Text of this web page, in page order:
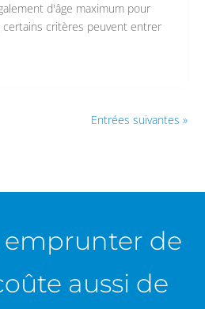
d'âge maximum pour
critères peuvent entrer
Entrées suivantes »
de
aussi de